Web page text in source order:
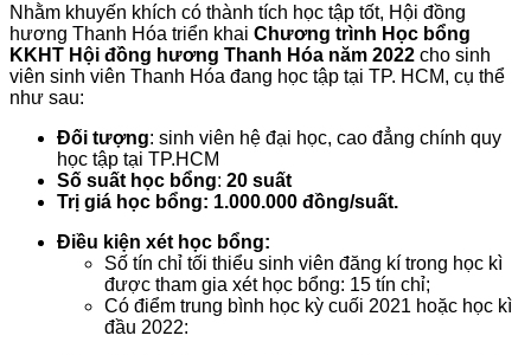
Nhằm khuyến khích có thành tích học tập tốt, Hội đồng
hương Thanh Hóa triển khai Chương trình Học bổng
KKHT Hội đồng hương Thanh Hóa năm 2022 cho sinh
viên sinh viên Thanh Hóa đang học tập tại TP. HCM, cụ thể
như sau:
Đối tượng: sinh viên hệ đại học, cao đẳng chính quy
học tập tại TP.HCM
Số suất học bổng: 20 suất
Trị giá học bổng: 1.000.000 đồng/suất.
Điều kiện xét học bổng:
Số tín chỉ tối thiểu sinh viên đăng kí trong học kì
được tham gia xét học bổng: 15 tín chỉ;
Có điểm trung bình học kỳ cuối 2021 hoặc học kì
đầu 2022: